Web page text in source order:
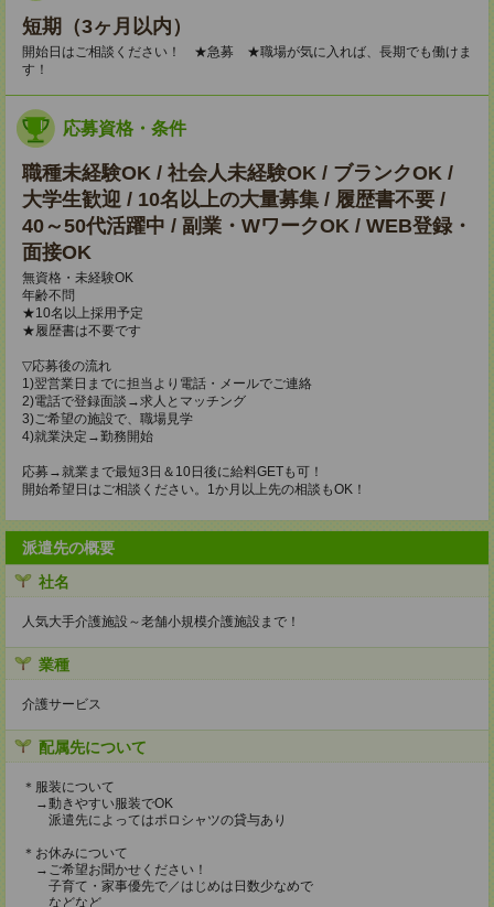
短期（3ヶ月以内）
開始日はご相談ください！ ★急募 ★職場が気に入れば、長期でも働けま
す！
応募資格・条件
職種未経験OK / 社会人未経験OK / ブランクOK /
大学生歓迎 / 10名以上の大量募集 / 履歴書不要 /
40～50代活躍中 / 副業・WワークOK / WEB登録・
面接OK
無資格・未経験OK
年齢不問
★10名以上採用予定
★履歴書は不要です
▽応募後の流れ
1)翌営業日までに担当より電話・メールでご連絡
2)電話で登録面談→求人とマッチング
3)ご希望の施設で、職場見学
4)就業決定→勤務開始
応募→就業まで最短3日＆10日後に給料GETも可！
開始希望日はご相談ください。1か月以上先の相談もOK！
派遣先の概要
社名
人気大手介護施設～老舗小規模介護施設まで！
業種
介護サービス
配属先について
＊服装について
→動きやすい服装でOK
派遣先によってはポロシャツの貸与あり
＊お休みについて
→ご希望お聞かせください！
子育て・家事優先で／はじめは日数少なめで
などなど